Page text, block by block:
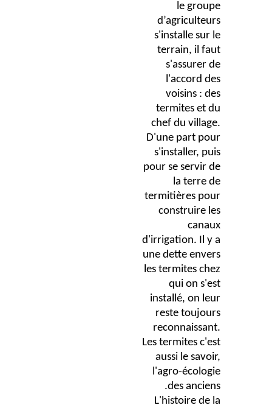
le groupe
d’agriculteurs
s'installe sur le
terrain, il faut
s'assurer de
l'accord des
voisins : des
termites et du
chef du village.
D'une part pour
s'installer, puis
pour se servir de
la terre de
termitières pour
construire les
canaux
d'irrigation. Il y a
une dette envers
les termites chez
qui on s'est
installé, on leur
reste toujours
reconnaissant.
Les termites c'est
aussi le savoir,
l'agro-écologie
des anciens.
L'histoire de la